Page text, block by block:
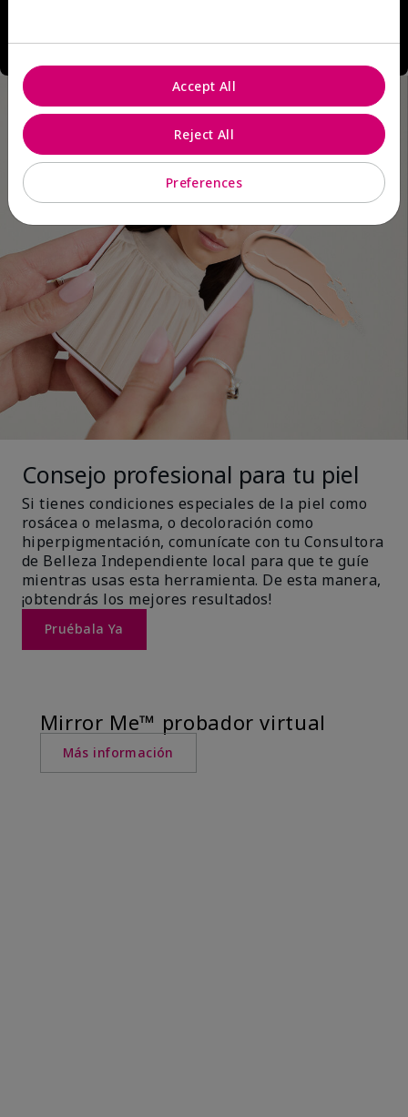
Consejo profesional para tu piel
Si tienes condiciones especiales de la piel como
rosácea o melasma, o decoloración como
hiperpigmentación, comunícate con tu Consultora
de Belleza Independiente local para que te guíe
mientras usas esta herramienta. De esta manera,
¡obtendrás los mejores resultados!
Pruébala Ya
Mirror Me™ probador virtual
Más información
Preferences
Reject All
Accept All